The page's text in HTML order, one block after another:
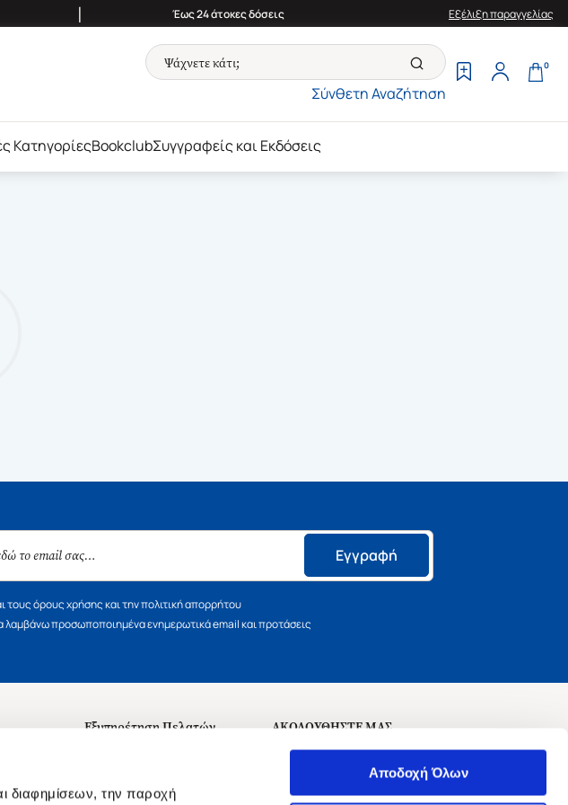
διαφημίσεων, την παροχή
Αποδοχή Όλων
| Έως 24 άτοκες δόσεις Εξέλιξη παραγγελίας
Σύνθετη Αναζήτηση
0
ΚατηγορίεςBookclubΣυγγραφείς και Εκδόσεις
Εγγραφή
τους όρους χρήσης και την πολιτική απορρήτου
λαμβάνω προσωποποιημένα ενημερωτικά email και προτάσεις
Εξυπηρέτηση Πελατών
ΑΚΟΛΟΥΘΗΣΤΕ ΜΑΣ